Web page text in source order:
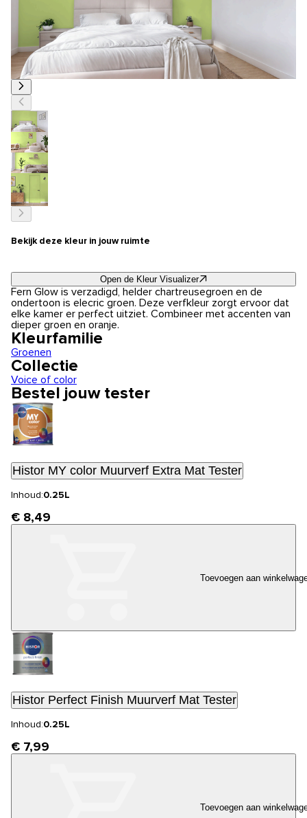
Bekijk deze kleur in jouw ruimte
Open de Kleur Visualizer
Fern Glow is verzadigd, helder chartreusegroen en de
ondertoon is elecric groen. Deze verfkleur zorgt ervoor dat
elke kamer er perfect uitziet. Combineer met accenten van
dieper groen en oranje.
Kleurfamilie
Groenen
Collectie
Voice of color
Bestel jouw tester
Histor MY color Muurverf Extra Mat Tester
Inhoud:0.25L
€ 8,49
Toevoegen aan
Histor Perfect Finish Muurverf Mat Tester
Inhoud:0.25L
€ 7,99
Toevoegen aan